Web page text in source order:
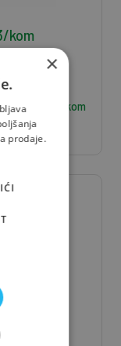
kom
33,75 € / kom
×
prodaje.